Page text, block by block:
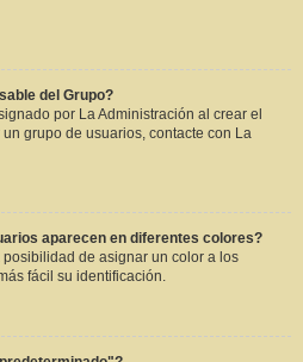
del Grupo?
por La Administración al crear el
grupo de usuarios, contacte con La
aparecen en diferentes colores?
de asignar un color a los
fácil su identificación.